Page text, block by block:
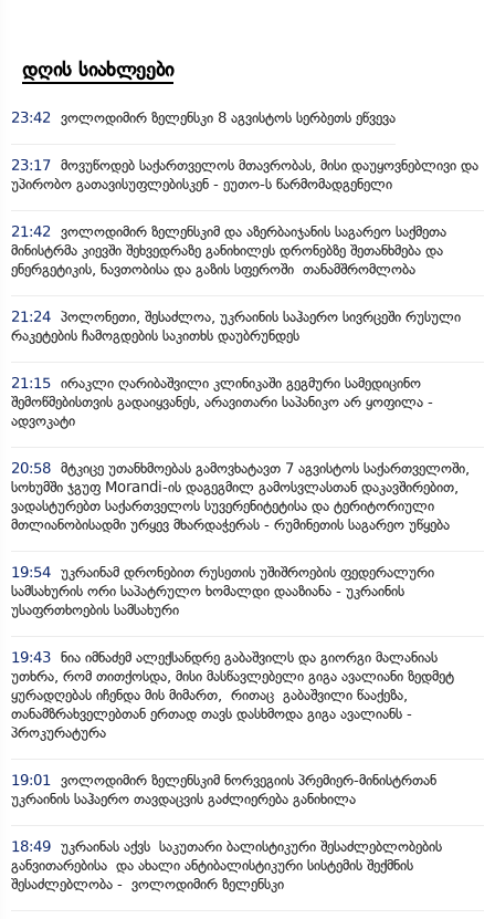
დღის სიახლეები
23:42 ვოლოდიმირ ზელენსკი 8 აგვისტოს სერბეთს ეწვევა
23:17 მოვუწოდებ საქართველოს მთავრობას, მისი დაუყოვნებლივი და
უპირობო გათავისუფლებისკენ - ეუთო-ს წარმომადგენელი
21:42 ვოლოდიმირ ზელენსკიმ და აზერბაიჯანის საგარეო საქმეთა
მინისტრმა კიევში შეხვედრაზე განიხილეს დრონებზე შეთანხმება და
ენერგეტიკის, ნავთობისა და გაზის სფეროში თანამშრომლობა
21:24 პოლონეთი, შესაძლოა, უკრაინის საჰაერო სივრცეში რუსული
რაკეტების ჩამოგდების საკითხს დაუბრუნდეს
21:15 ირაკლი ღარიბაშვილი კლინიკაში გეგმური სამედიცინო
შემოწმებისთვის გადაიყვანეს, არავითარი საპანიკო არ ყოფილა -
ადვოკატი
20:58 მტკიცე უთანხმოებას გამოვხატავთ 7 აგვისტოს საქართველოში,
სოხუმში ჯგუფ Morandi-ის დაგეგმილ გამოსვლასთან დაკავშირებით,
ვადასტურებთ საქართველოს სუვერენიტეტისა და ტერიტორიული
მთლიანობისადმი ურყევ მხარდაჭერას - რუმინეთის საგარეო უწყება
19:54 უკრაინამ დრონებით რუსეთის უშიშროების ფედერალური
სამსახურის ორი საპატრულო ხომალდი დააზიანა - უკრაინის
უსაფრთხოების სამსახური
19:43 ნია იმნაძემ ალექსანდრე გაბაშვილს და გიორგი მალანიას
უთხრა, რომ თითქოსდა, მისი მასწავლებელი გიგა ავალიანი ზედმეტ
ყურადღებას იჩენდა მის მიმართ, რითაც გაბაშვილი წააქეზა,
თანამზრახველებთან ერთად თავს დასხმოდა გიგა ავალიანს -
პროკურატურა
19:01 ვოლოდიმირ ზელენსკიმ ნორვეგიის პრემიერ-მინისტრთან
უკრაინის საჰაერო თავდაცვის გაძლიერება განიხილა
18:49 უკრაინას აქვს საკუთარი ბალისტიკური შესაძლებლობების
განვითარებისა და ახალი ანტიბალისტიკური სისტემის შექმნის
შესაძლებლობა - ვოლოდიმირ ზელენსკი